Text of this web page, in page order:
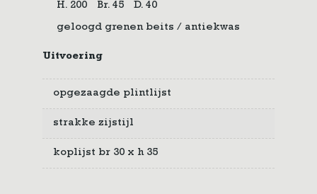
H. 200 Br. 45 D. 40
geloogd grenen beits / antiekwas
Uitvoering
opgezaagde plintlijst
strakke zijstijl
koplijst br 30 x h 35